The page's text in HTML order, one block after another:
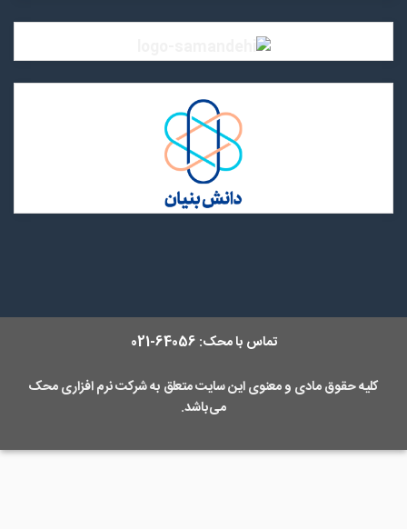
تماس با محک: 64056-021
کلیه حقوق مادی و معنوی این سایت متعلق بهشرکت نرم افزاری محک
می‌باشد.